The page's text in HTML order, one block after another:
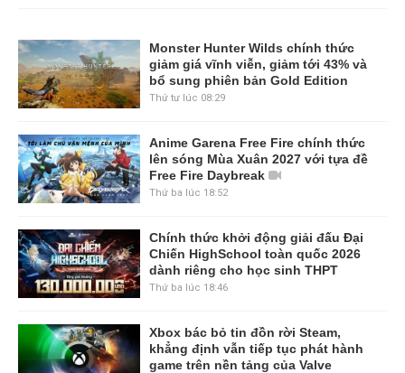
Monster Hunter Wilds chính thức
giảm giá vĩnh viễn, giảm tới 43% và
bổ sung phiên bản Gold Edition
Thứ tư lúc 08:29
Anime Garena Free Fire chính thức
lên sóng Mùa Xuân 2027 với tựa đề
Free Fire Daybreak
Thứ ba lúc 18:52
Chính thức khởi động giải đấu Đại
Chiến HighSchool toàn quốc 2026
dành riêng cho học sinh THPT
Thứ ba lúc 18:46
Xbox bác bỏ tin đồn rời Steam,
khẳng định vẫn tiếp tục phát hành
game trên nền tảng của Valve